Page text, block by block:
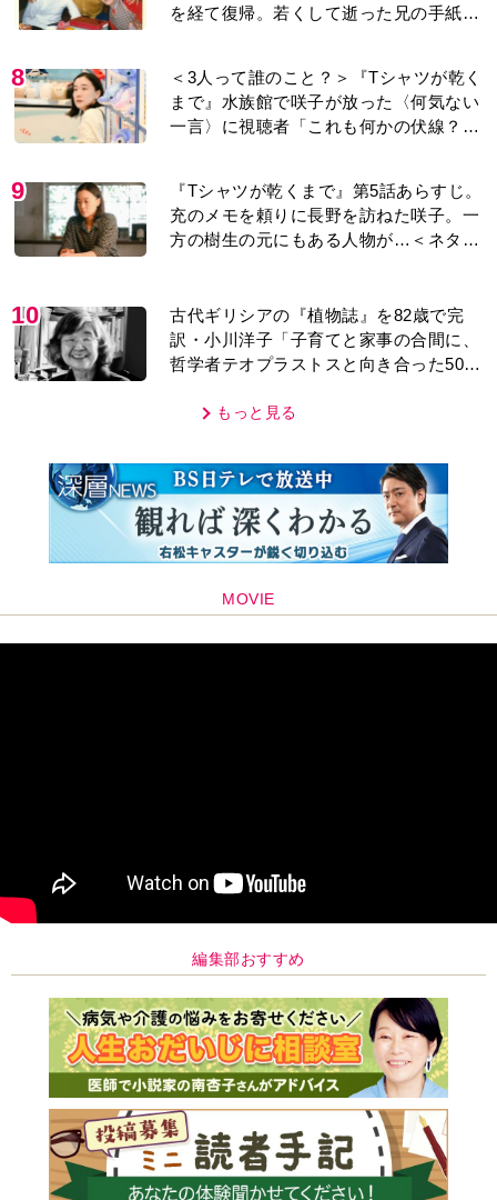
を経て復帰。若くして逝った兄の手紙を
8
＜3人って誰のこと？＞『Tシャツが乾く
まで』水族館で咲子が放った〈何気ない
一言〉に視聴者「これも何かの伏線？」
9
『Tシャツが乾くまで』第5話あらすじ。
充のメモを頼りに長野を訪ねた咲子。一
方の樹生の元にもある人物が…＜ネタバ
10
古代ギリシアの『植物誌』を82歳で完
訳・小川洋子「子育てと家事の合間に、
哲学者テオプラストスと向き合った50
もっと見る
MOVIE
編集部おすすめ